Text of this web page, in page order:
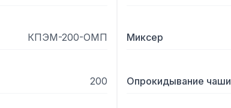
КПЭМ-200-ОМП Миксер
200 Опрокидывание чаши